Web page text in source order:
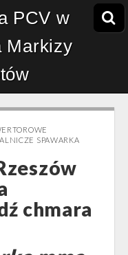
PCV w
Markizy
SPAWARKA
chmara